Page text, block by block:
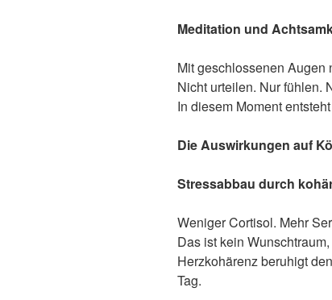
Meditation und
Mit geschlossenen Augen
Nicht urteilen. Nur fühlen.
In diesem Moment
Die Auswirkungen auf Kö
Stressabbau durch kohä
Weniger Cortisol. Mehr
Das ist kein
Herzkohärenz beruhigt
Tag.